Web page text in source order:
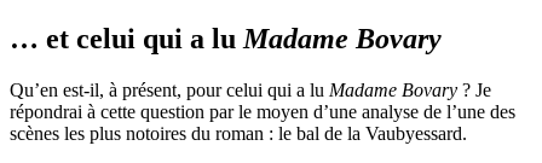
… et celui qui a luMadame Bovary
Qu’en est-il, à présent, pour celui qui a lu Madame Bovary ? Je
répondrai à cette question par le moyen d’une analyse de l’une des
scènes les plus notoires du roman : le bal de la Vaubyessard.